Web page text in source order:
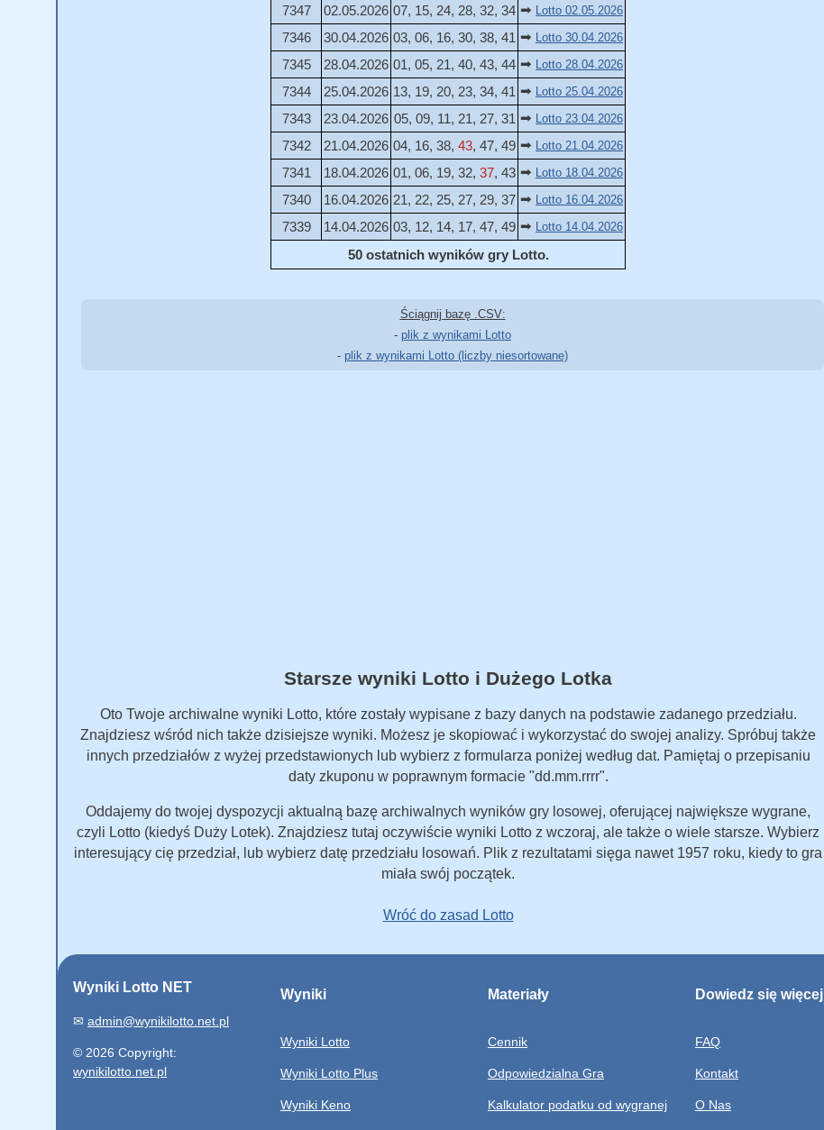
7347 02.05.2026 07, 15, 24, 28, 32, 34 ➡ Lotto 02.05.2026
7346 30.04.2026 03, 06, 16, 30, 38, 41 ➡ Lotto 30.04.2026
7345 28.04.2026 01, 05, 21, 40, 43, 44 ➡ Lotto 28.04.2026
7344 25.04.2026 13, 19, 20, 23, 34, 41 ➡ Lotto 25.04.2026
7343 23.04.2026 05, 09, 11, 21, 27, 31 ➡ Lotto 23.04.2026
7342 21.04.2026 04, 16, 38, 43, 47, 49 ➡ Lotto 21.04.2026
7341 18.04.2026 01, 06, 19, 32, 37, 43 ➡ Lotto 18.04.2026
7340 16.04.2026 21, 22, 25, 27, 29, 37 ➡ Lotto 16.04.2026
7339 14.04.2026 03, 12, 14, 17, 47, 49 ➡ Lotto 14.04.2026
50 ostatnich wyników gry Lotto.
Ściągnij bazę .CSV:
- plik z wynikami Lotto
- plik z wynikami Lotto (liczby niesortowane)
Starsze wyniki Lotto i Dużego Lotka
Oto Twoje archiwalne wyniki Lotto, które zostały wypisane z bazy danych na podstawie zadanego przedziału.
Znajdziesz wśród nich także dzisiejsze wyniki. Możesz je skopiować i wykorzystać do swojej analizy. Spróbuj także
innych przedziałów z wyżej przedstawionych lub wybierz z formularza poniżej według dat. Pamiętaj o przepisaniu
daty zkuponu w poprawnym formacie "dd.mm.rrrr".
Oddajemy do twojej dyspozycji aktualną bazę archiwalnych wyników gry losowej, oferującej największe wygrane,
czyli Lotto (kiedyś Duży Lotek). Znajdziesz tutaj oczywiście wyniki Lotto z wczoraj, ale także o wiele starsze. Wybierz
interesujący cię przedział, lub wybierz datę przedziału losowań. Plik z rezultatami sięga nawet 1957 roku, kiedy to gra
miała swój początek.
Wróć do zasad Lotto
Wyniki Lotto NET
✉ admin@wynikilotto.net.pl
© 2026 Copyright:
wynikilotto.net.pl
Wyniki
Wyniki Lotto
Wyniki Lotto Plus
Wyniki Keno
Materiały
Cennik
Odpowiedzialna Gra
Kalkulator podatku od wygranej
Dowiedz się więcej
FAQ
Kontakt
O Nas